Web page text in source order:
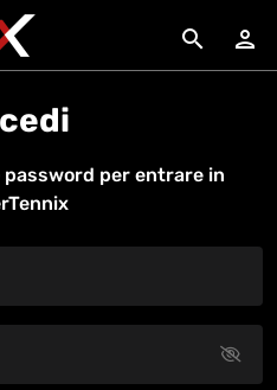
search person
per entrare in